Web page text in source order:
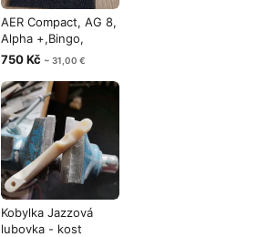
AER Compact, AG 8,
Alpha +,Bingo,
molitan
750 Kč ~ 31,00 €
Kobylka Jazzová
lubovka - kost